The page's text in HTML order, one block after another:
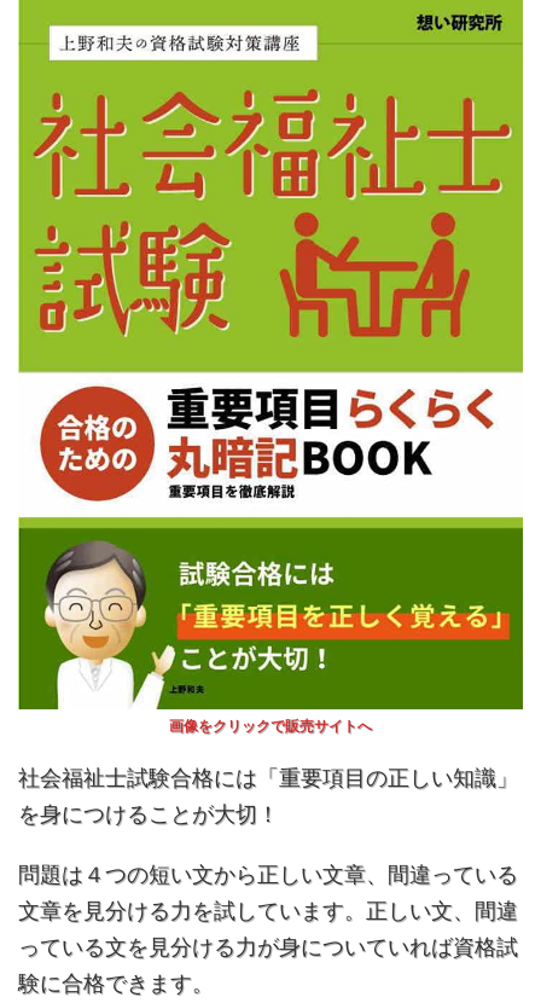
画像をクリックで販売サイトへ
社会福祉士試験合格には「重要項目の正しい知識」
を身につけることが大切！
問題は４つの短い文から正しい文章、間違っている
文章を見分ける力を試しています。正しい文、間違
っている文を見分ける力が身についていれば資格試
験に合格できます。